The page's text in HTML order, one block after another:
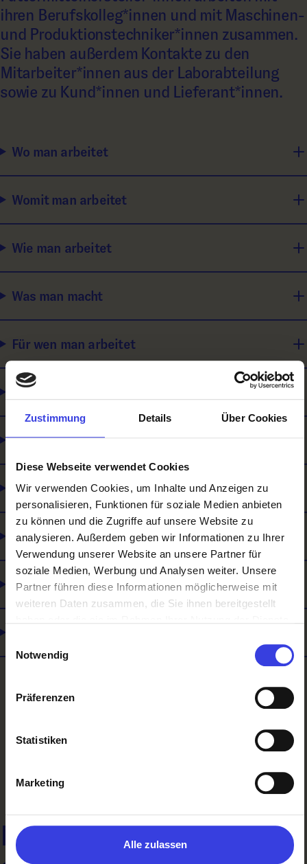
Zustimmung Details Über Cookies
Diese Webseite verwendet Cookies
Wir verwenden Cookies, um Inhalte und Anzeigen zu
personalisieren, Funktionen für soziale Medien anbieten
zu können und die Zugriffe auf unsere Website zu
analysieren. Außerdem geben wir Informationen zu Ihrer
Verwendung unserer Website an unsere Partner für
soziale Medien, Werbung und Analysen weiter. Unsere
Partner führen diese Informationen möglicherweise mit
weiteren Daten zusammen, die Sie ihnen bereitgestellt
Notwendig
Präferenzen
Statistiken
Marketing
Alle zulassen
ihren Berufskolleg*innen und mit Maschinen-
und Produktionstechniker*innen zusammen.
Sie haben außerdem Kontakte zu den
Mitarbeiter*innen aus der Laborabteilung
sowie zu Kund*innen und Lieferant*innen.
Wo man arbeitet
Womit man arbeitet
Wie man arbeitet
Was man macht
Für wen man arbeitet
Ausbildungsinhalte / Was man lernt
Wie man sich weiterbilden kann
Was du mitbringen solltest
Was es noch gibt
Lehre und Matura
Noch nichts Richtiges